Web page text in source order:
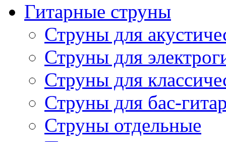
Гитарные струны
Струны для
Струны для
Струны для
Струны для бас-
Струны отдельные